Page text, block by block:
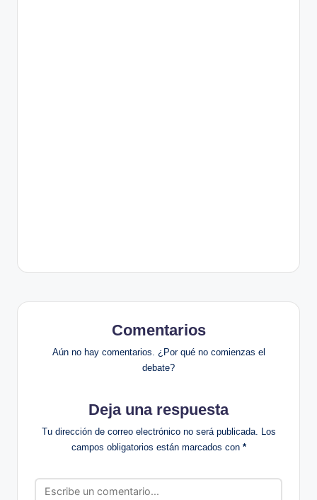
Comentarios
Aún no hay comentarios. ¿Por qué no comienzas el
debate?
Deja una respuesta
Tu dirección de correo electrónico no será publicada. Los
campos obligatorios están marcados con *